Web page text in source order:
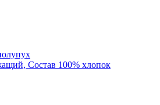
Состав 100% хлопок